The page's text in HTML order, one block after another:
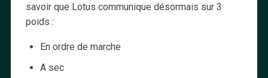
savoir que Lotus communique désormais sur 3
poids :
En ordre de marche
A sec